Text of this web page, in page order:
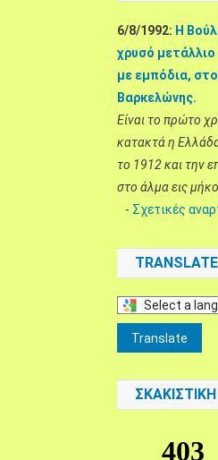
6/8/1992: Η
χρυσό
με εμπόδια,
Βαρκελώνης.
Είναι το πρώτο
κατακτά η
το 1912 και την
στο άλμα εις
- Σχετικές
Select
language
translate
Translate